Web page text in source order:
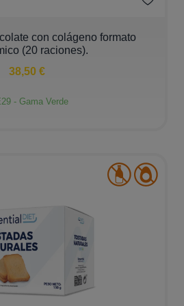
con colágeno formato
(20 raciones).
38,50 €
- Gama Verde